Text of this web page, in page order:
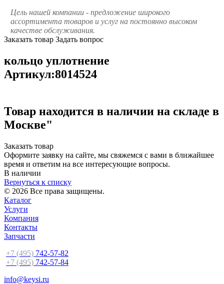
Цель нашей компании - предложение широкого
ассортимента товаров и услуг на постоянно высоком
качестве обслуживания.
Заказать товар Задать вопрос
кольцо уплотнение
Артикул:8014524
Товар находится в наличии на складе в
Москве"
Заказать товар
Оформите заявку на сайте, мы свяжемся с вами в ближайшее
время и ответим на все интересующие вопросы.
В наличии
Вернуться к списку
© 2026 Все права защищены.
Каталог
Услуги
Компания
Контакты
Запчасти
+7 (495) 742-57-82
+7 (495) 742-57-84
info@keysi.ru